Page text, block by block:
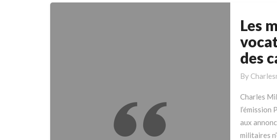
Les
militaires
n’ont
pas
vocation
être
pour
des
Les
des
By
Charles
l’émission
aux
militaires